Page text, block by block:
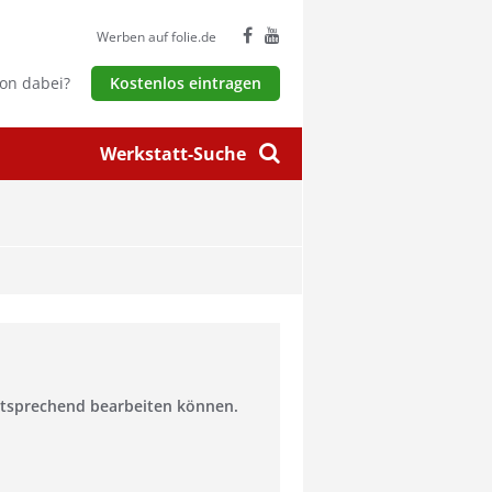
Werkstatt-Suche
Werben auf folie.de
dabei? Kostenlos eintragen
bearbeiten können.